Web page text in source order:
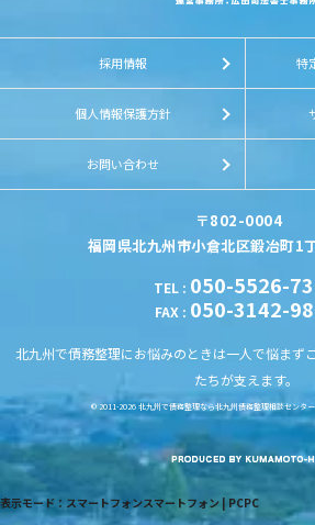
採用情報 特
個人情報保護方針
お問い合わせ
〒802-0004
福岡県北九州市小倉北区鍛冶町1
TEL : 050-5526-
FAX : 050-3142-
北九州で債務整理にお悩みのときは一人で悩まず
たちが支えます。
© 2011-2026 北九州で債務整理なら北九州債務整理相談センター
表示モード： スマートフォンスマートフォン | PCPC